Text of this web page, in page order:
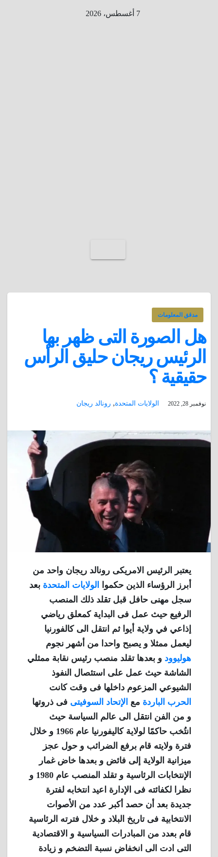
7 أغسطس، 2026
مدقق المعلومات
هل الصورة التى ظهر بها
الرئيس ريجان حليق الرأس
حقيقية ؟
نوفمبر 28, 2022 الولايات المتحدة, رونالد ريجان
يعتبر الرئيس الامريكى رونالد ريجان واحد من
أبرز الرؤساء الذين حكموا
الولايات المتحدة بعد
سجل مهنى حافل قبل تقلد ذلك المنصب
الرفيع حيث عمل فى البداية كمعلق رياضي
إذاعي في ولاية أيوا ثم انتقل الى كالفورنيا
ليعمل ممثلا و يصبح واحدا من أشهر نجوم
هوليوود و بعدها تقلد منصب رئيس نقابة ممثلي
الشاشة حيث عمل على استئصال النفوذ
الشيوعي المزعوم داخلها فى وقت كانت
الحرب الباردة مع الإتحاد السوفيتى فى ذروتها
و من الفن انتقل الى عالم السياسة حيث
انتُخب حاكمًا لولاية كاليفورنيا عام 1966 و خلال
فترة ولايته قام برفع الضرائب و حول عجز
ميزانية الولاية إلى فائض و بعدها خاض غمار
الإنتخابات الرئاسية و تقلد المنصب عام 1980 و
نظرا لكفائته فى الإدارة اعيد انتخابه لفترة
جديدة بعد أن حصد أكبر عدد من الأصوات
الانتخابية فى تاريخ البلاد و خلال فترته الرئاسية
قام بعدد من المبادرات السياسية و الاقتصادية
التى ادت الى انخفاض نسبة التضخم و زيادة